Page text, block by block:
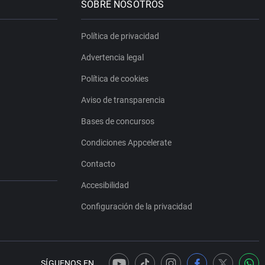
SOBRE NOSOTROS
Política de privacidad
Advertencia legal
Política de cookies
Aviso de transparencia
Bases de concursos
Condiciones Appcelerate
Contacto
Accesibilidad
Configuración de la privacidad